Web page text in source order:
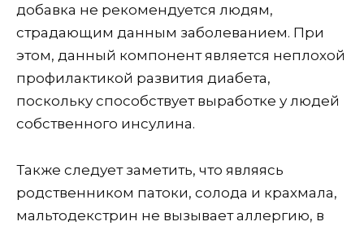
добавка не рекомендуется людям,
страдающим данным заболеванием. При
этом, данный компонент является неплохой
профилактикой развития диабета,
поскольку способствует выработке у людей
собственного инсулина.
Также следует заметить, что являясь
родственником патоки, солода и крахмала,
мальтодекстрин не вызывает аллергию, в